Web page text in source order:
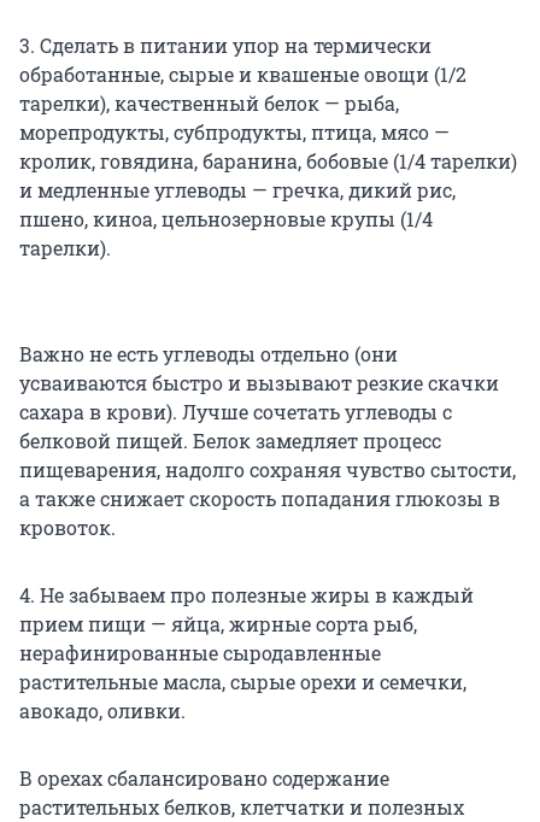
3. Сделать в питании упор на термически
обработанные, сырые и квашеные овощи (1/2
тарелки), качественный белок — рыба,
морепродукты, субпродукты, птица, мясо —
кролик, говядина, баранина, бобовые (1/4 тарелки)
и медленные углеводы — гречка, дикий рис,
пшено, киноа, цельнозерновые крупы (1/4
тарелки).
Важно не есть углеводы отдельно (они
усваиваются быстро и вызывают резкие скачки
сахара в крови). Лучше сочетать углеводы с
белковой пищей. Белок замедляет процесс
пищеварения, надолго сохраняя чувство сытости,
а также снижает скорость попадания глюкозы в
кровоток.
4. Не забываем про полезные жиры в каждый
прием пищи — яйца, жирные сорта рыб,
нерафинированные сыродавленные
растительные масла, сырые орехи и семечки,
авокадо, оливки.
В орехах сбалансировано содержание
растительных белков, клетчатки и полезных